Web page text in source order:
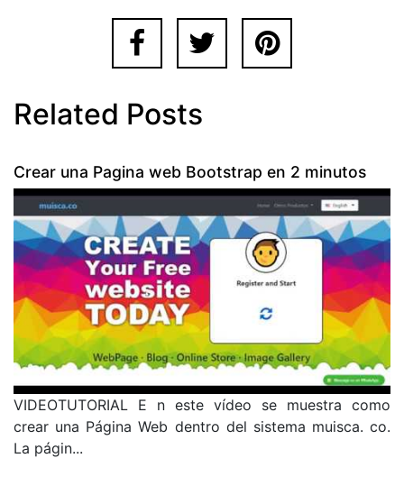
Related Posts
Crear una Pagina web Bootstrap en 2 minutos
VIDEOTUTORIAL E n este vídeo se muestra como
crear una Página Web dentro del sistema muisca. co.
La págin...